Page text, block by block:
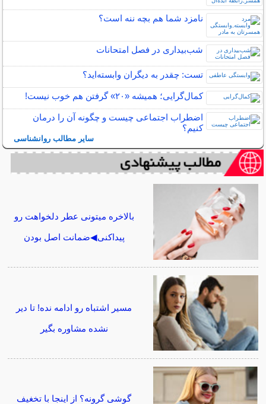
نامزد شما هم بچه ننه است؟
شب‌بیداری در فصل امتحانات
تست: چقدر به دیگران وابسته‌اید؟
کمال‌گرایی؛ همیشه «۲۰» گرفتن هم خوب نیست!
اضطراب اجتماعی چیست و چگونه آن را درمان
کنیم؟
سایر مطالب روانشناسی
بالاخره میتونی عطر دلخواهت رو
پیداکنی◀ضمانت اصل بودن
مسیر اشتباه رو ادامه نده! تا دیر
نشده مشاوره بگیر
گوشی گرونه؟ از اینجا با تخغیف